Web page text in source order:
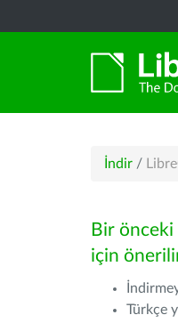
İndir /
Bir önceki
için
Türkçe